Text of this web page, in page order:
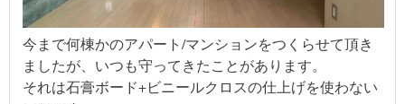
今まで何棟かのアパート/マンションをつくらせて頂き
ましたが、いつも守ってきたことがあります。
それは石膏ボード+ビニールクロスの仕上げを使わない